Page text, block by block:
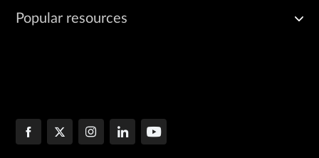
Popular resources